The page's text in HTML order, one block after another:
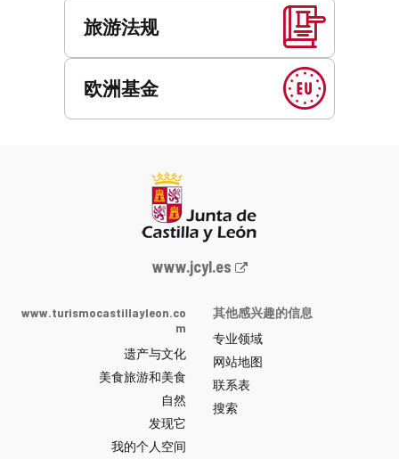
旅游法规
欧洲基金
Junta
y
León
网
站
门
户
-
www.jcyl.es
www.turismocastillayleon.co
m
遗产与文化
美食旅游和美食
自然
发现它
我的个人空间
其他感兴趣的信息
专业领域
网站地图
联系表
搜索